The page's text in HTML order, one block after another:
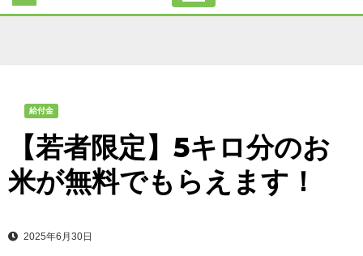
給付金
【若者限定】5キロ分のお
米が無料でもらえます！
2025年6月30日